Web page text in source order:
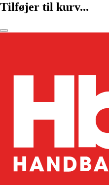
Tilføjer til kurv...